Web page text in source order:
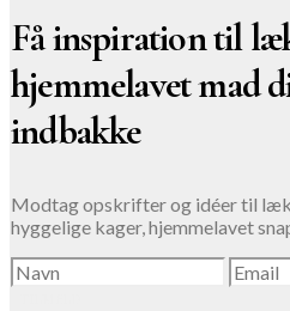
Få inspiration til
hjemmelavet mad
indbakke
Modtag opskrifter og idéer til
hyggelige kager, hjemmelavet